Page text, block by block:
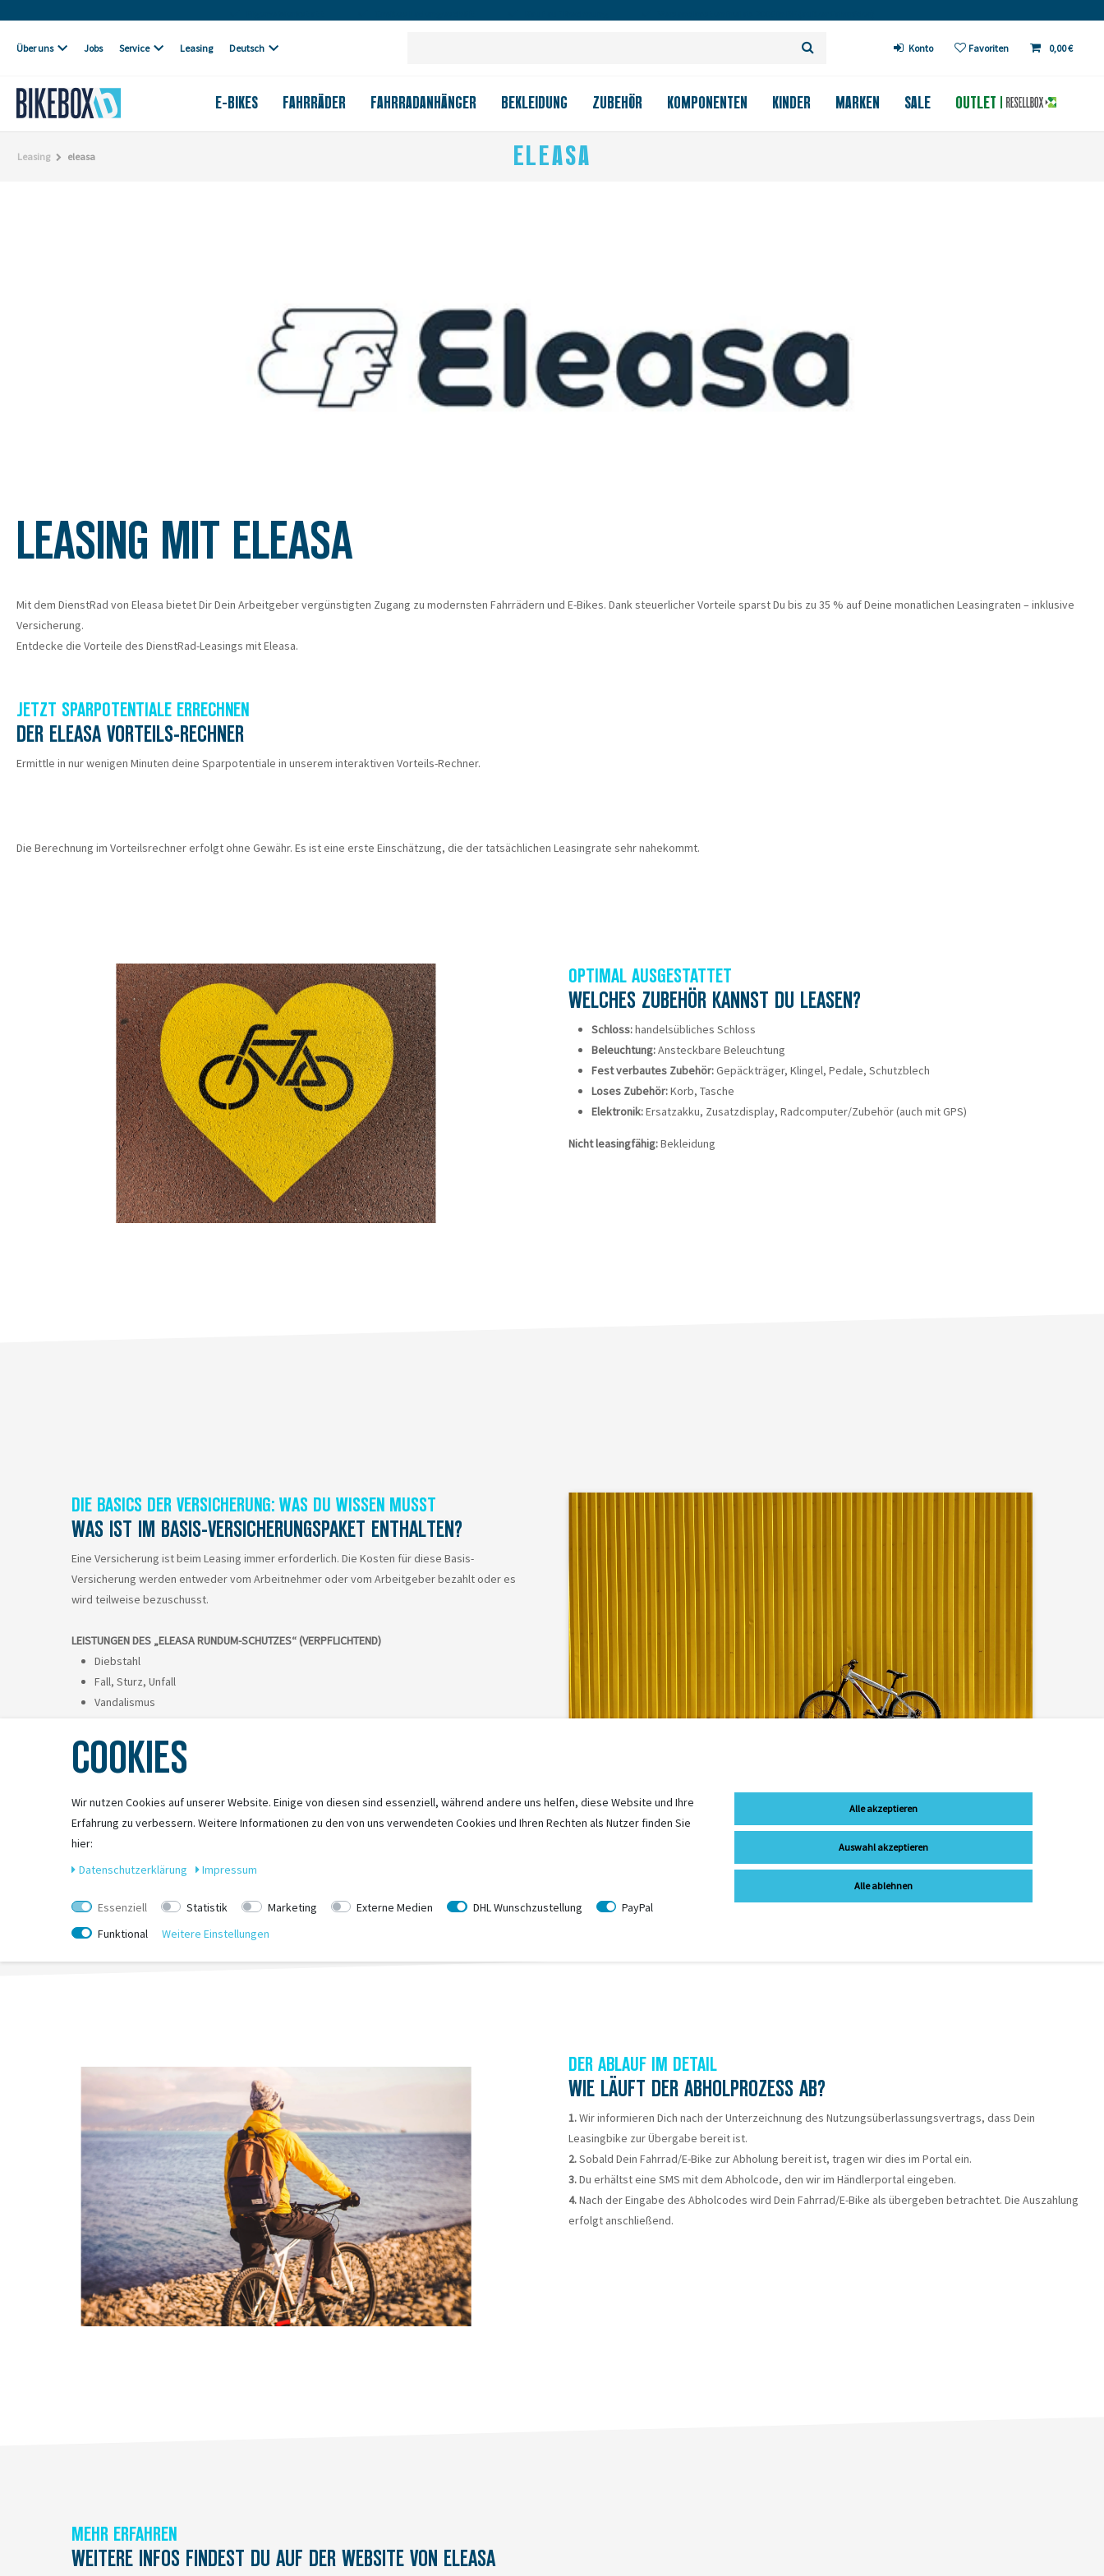
Über uns Jobs Service Leasing Deutsch Konto Favoriten 0,00 €
E-BIKES FAHRRÄDER BEKLEIDUNG ZUBEHÖR KOMPONENTEN KINDER
FAHRRADANHÄNGER MARKEN SALE OUTLET
Leasing eleasa ELEASA
LEASING MIT ELEASA
Mit dem DienstRad von Eleasa bietet Dir Dein Arbeitgeber vergünstigten Zugang zu modernsten Fahrrädern und E-Bikes. Dank steuerlicher Vorteile sparst Du bis zu 35 % auf Deine monatlichen Leasingraten – inklusive
Versicherung.
Entdecke die Vorteile des DienstRad-Leasings mit Eleasa.
JETZT SPARPOTENTIALE ERRECHNEN
DER ELEASA VORTEILS-RECHNER
Ermittle in nur wenigen Minuten deine Sparpotentiale in unserem interaktiven Vorteils-Rechner.
Die Berechnung im Vorteilsrechner erfolgt ohne Gewähr. Es ist eine erste Einschätzung, die der tatsächlichen Leasingrate sehr nahekommt.
OPTIMAL AUSGESTATTET
WELCHES ZUBEHÖR KANNST DU LEASEN?
Schloss:handelsübliches Schloss
Beleuchtung:Ansteckbare Beleuchtung
Fest verbautes Zubehör:Gepäckträger, Klingel, Pedale, Schutzblech
Loses Zubehör:Korb, Tasche
Elektronik:Ersatzakku, Zusatzdisplay, Radcomputer/Zubehör (auch mit GPS)
Nicht leasingfähig:Bekleidung
DIE BASICS DER VERSICHERUNG: WAS DU WISSEN MUSST
WAS IST IM BASIS-VERSICHERUNGSPAKET ENTHALTEN?
Eine Versicherung ist beim Leasing immer erforderlich. Die Kosten für diese Basis-
Versicherung werden entweder vom Arbeitnehmer oder vom Arbeitgeber bezahlt oder es
wird teilweise bezuschusst.
LEISTUNGEN DES „ELEASA RUNDUM-SCHUTZES“ (VERPFLICHTEND)
Diebstahl
Fall, Sturz, Unfall
Vandalismus
Überspannung, Induktion, Kurzschluss
Garantieverlängerung (nach Ablauf der gesetzlichen Gewährleistungsfrist)
DER ABLAUF IM DETAIL
WIE LÄUFT DER ABHOLPROZESS AB?
1.Wir informieren Dich nach der Unterzeichnung des Nutzungsüberlassungsvertrags, dass Dein
Leasingbike zur Übergabe bereit ist.
2.Sobald Dein Fahrrad/E-Bike zur Abholung bereit ist, tragen wir dies im Portal ein.
3.Du erhältst eine SMS mit dem Abholcode, den wir im Händlerportal eingeben.
4.Nach der Eingabe des Abholcodes wird Dein Fahrrad/E-Bike als übergeben betrachtet. Die Auszahlung
erfolgt anschließend.
MEHR ERFAHREN
WEITERE INFOS FINDEST DU AUF DER WEBSITE VON ELEASA
COOKIES
Wir nutzen Cookies auf unserer Website. Einige von diesen sind essenziell, während andere uns helfen, diese Website und Ihre
Erfahrung zu verbessern. Weitere Informationen zu den von uns verwendeten Cookies und Ihren Rechten als Nutzer finden Sie
hier:
Daten­schutz­erklärung
Impressum
Essenziell Statistik Marketing Externe Medien DHL Wunschzustellung
PayPal
Funktional
Weitere Einstellungen
Alle akzeptieren
Auswahl akzeptieren
Alle ablehnen